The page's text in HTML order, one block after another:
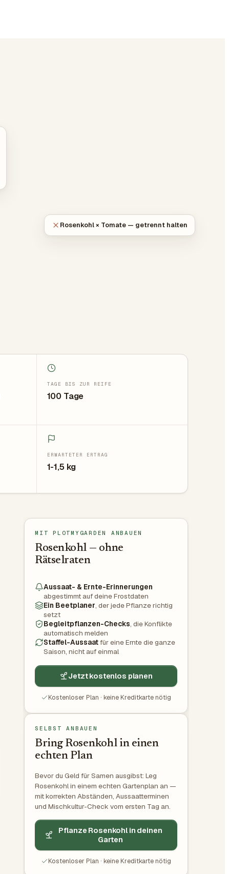
Rosenkohl × Tomate — getrennt halten
TAGE BIS ZUR REIFE
100 Tage
ERWARTETER ERTRAG
1-1,5 kg
MIT PLOTMYGARDEN ANBAUEN
Rosenkohl — ohne
Rätselraten
Aussaat- & Ernte-Erinnerungen
abgestimmt auf deine Frostdaten
Ein Beetplaner, der jede Pflanze richtig
setzt
Begleitpflanzen-Checks, die Konflikte
automatisch melden
Staffel-Aussaatfür eine Ernte die ganze
Saison, nicht auf einmal
Jetzt kostenlos planen
Kostenloser Plan · keine Kreditkarte nötig
SELBST ANBAUEN
Bring Rosenkohl in einen
echten Plan
Bevor du Geld für Samen ausgibst: Leg
Rosenkohl in einem echten Gartenplan an —
mit korrekten Abständen, Aussaatterminen
und Mischkultur-Check vom ersten Tag an.
Pflanze Rosenkohl in deinen
Garten
Kostenloser Plan · keine Kreditkarte nötig